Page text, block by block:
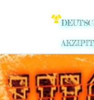
to
main
content
Uhus